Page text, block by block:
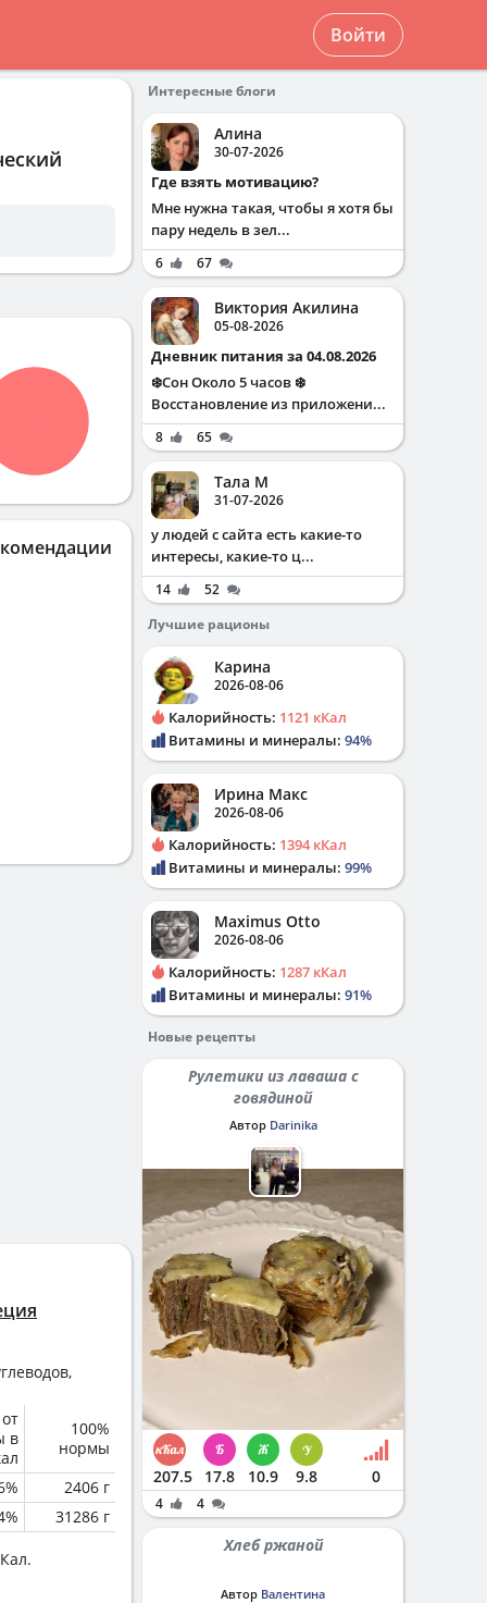
Войти
в
100%
нормы
2406 г
31286 г
Интересные блоги
Алина
30-07-2026
Где взять мотивацию?
Мне нужна такая, чтобы я хотя бы
пару недель в зел...
6 67
Виктория Акилина
05-08-2026
Дневник питания за 04.08.2026
❄️Сон Около 5 часов ❄️
Восстановление из приложени...
8 65
Тала М
31-07-2026
у людей с сайта есть какие-то
интересы, какие-то ц...
14
52
Лучшие рационы
Карина
2026-08-06
Калорийность: 1121 кКал
Витамины и минералы: 94%
Ирина Макс
2026-08-06
Калорийность: 1394 кКал
Витамины и минералы: 99%
Maximus Otto
2026-08-06
Калорийность: 1287 кКал
Витамины и минералы: 91%
Новые рецепты
Рулетики из лаваша с
говядиной
Автор Darinika
207.5 17.8 10.9 9.8 0
4 4
Хлеб ржаной
Автор Валентина